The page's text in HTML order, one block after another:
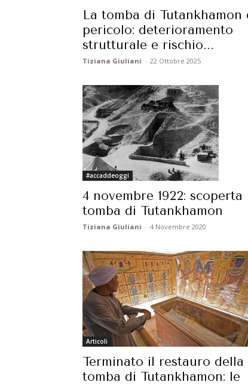
La tomba di Tutankhamon
pericolo: deterioramento
strutturale e rischio...
Tiziana Giuliani - 22 Ottobre 2025
#accaddeoggi
4 novembre 1922: scoperta
tomba di Tutankhamon
Tiziana Giuliani - 4 Novembre 2020
Articoli
Terminato il restauro della
tomba di Tutankhamon: le